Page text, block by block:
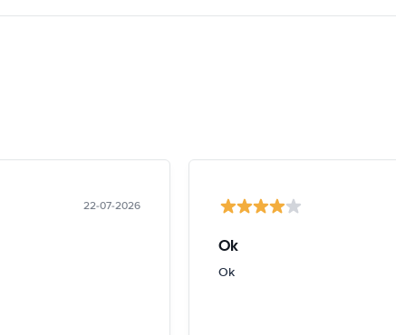
22-07-2026
Ok
Ok